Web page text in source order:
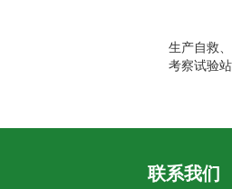
生产自救
考察试验
联系我们